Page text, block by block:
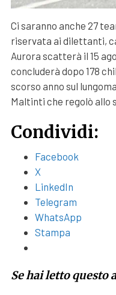
Ci saranno anche 27
riservata ai dilettanti,
Aurora scatterà il 15
concluderà dopo 178
scorso anno sul
Maltinti che regolò allo
Condividi:
Facebook
X
LinkedIn
Telegram
WhatsApp
Stampa
Se hai letto questo